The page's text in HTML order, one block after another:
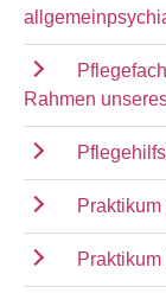
Rahmen
Praktikum